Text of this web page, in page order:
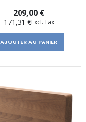
209,00 €
171,31 €
AJOUTER AU PANIER